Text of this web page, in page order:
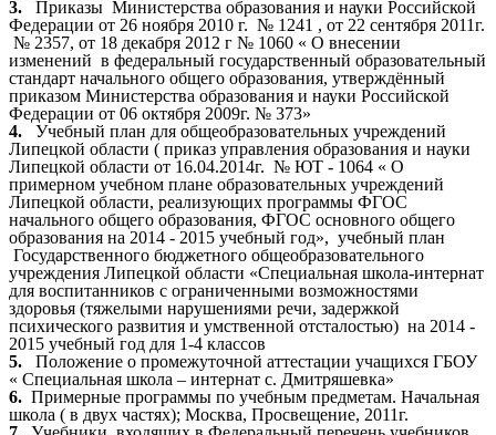
3. Приказы Министерства образования и науки Российской
Федерации от 26 ноября 2010 г. № 1241 , от 22 сентября 2011г.
№ 2357, от 18 декабря 2012 г № 1060 « О внесении
изменений в федеральный государственный образовательный
стандарт начального общего образования, утверждённый
приказом Министерства образования и науки Российской
Федерации от 06 октября 2009г. № 373»
4. Учебный план для общеобразовательных учреждений
Липецкой области ( приказ управления образования и науки
Липецкой области от 16.04.2014г. № ЮТ - 1064 « О
примерном учебном плане образовательных учреждений
Липецкой области, реализующих программы ФГОС
начального общего образования, ФГОС основного общего
образования на 2014 - 2015 учебный год», учебный план
Государственного бюджетного общеобразовательного
учреждения Липецкой области «Специальная школа-интернат
для воспитанников с ограниченными возможностями
здоровья (тяжелыми нарушениями речи, задержкой
психического развития и умственной отсталостью) на 2014 -
2015 учебный год для 1-4 классов
5.
Положение о промежуточной аттестации учащихся ГБОУ
« Специальная школа – интернат с. Дмитряшевка»
6. Примерные программы по учебным предметам. Начальная
школа ( в двух частях); Москва, Просвещение, 2011г.